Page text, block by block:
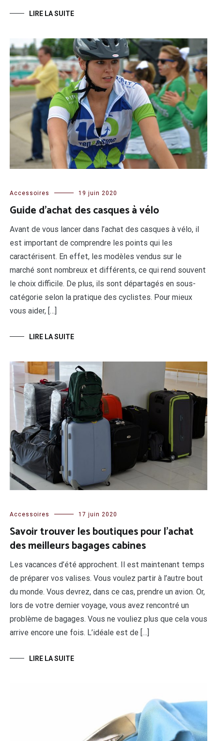
LIRE LA SUITE
Accessoires 19 juin 2020
Guide d’achat des casques à vélo
Avant de vous lancer dans l’achat des casques à vélo, il
est important de comprendre les points qui les
caractérisent. En effet, les modèles vendus sur le
marché sont nombreux et différents, ce qui rend souvent
le choix difficile. De plus, ils sont départagés en sous-
catégorie selon la pratique des cyclistes. Pour mieux
vous aider, […]
LIRE LA SUITE
Accessoires 17 juin 2020
Savoir trouver les boutiques pour l’achat
des meilleurs bagages cabines
Les vacances d’été approchent. Il est maintenant temps
de préparer vos valises. Vous voulez partir à l’autre bout
du monde. Vous devrez, dans ce cas, prendre un avion. Or,
lors de votre dernier voyage, vous avez rencontré un
problème de bagages. Vous ne vouliez plus que cela vous
arrive encore une fois. L’idéale est de […]
LIRE LA SUITE